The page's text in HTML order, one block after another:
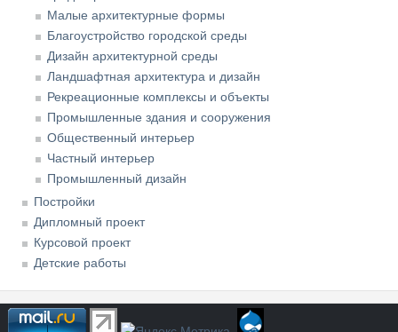
Малые архитектурные формы
Благоустройство городской среды
Дизайн архитектурной среды
Ландшафтная архитектура и дизайн
Рекреационные комплексы и объекты
Промышленные здания и сооружения
Общественный интерьер
Частный интерьер
Промышленный дизайн
Постройки
Дипломный проект
Курсовой проект
Детские работы